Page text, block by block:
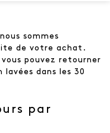
sommes
de votre achat.
pouvez retourner
lavées dans les 30
par